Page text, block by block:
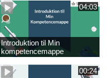
04:03
Introduktion til Min
kompetencemappe
00:24